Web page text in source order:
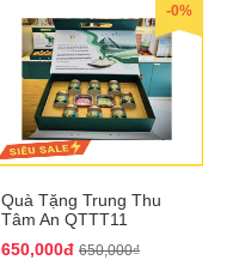
-0%
Quà Tặng Trung Thu
Tâm An QTTT11
650,000đ 650,000₫